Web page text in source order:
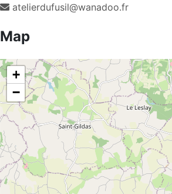
atelierdufusil@wanadoo.fr
Map
+
−